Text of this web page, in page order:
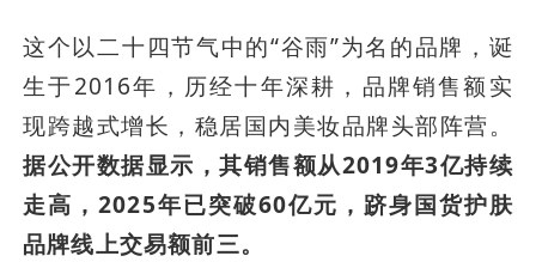
这个以二十四节气中的“谷雨”为名的品牌，诞
生于2016年，历经十年深耕，品牌销售额实
现跨越式增长，稳居国内美妆品牌头部阵营。
据公开数据显示，其销售额从2019年3亿持续
走高，2025年已突破60亿元，跻身国货护肤
品牌线上交易额前三。